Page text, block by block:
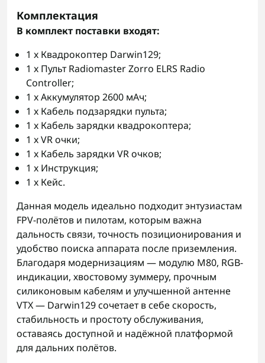
Комплектация
В комплект поставки входят:
1 x Квадрокоптер Darwin129;
1 x Пульт Radiomaster Zorro ELRS Radio
Controller;
1 x Аккумулятор 2600 мАч;
1 x Кабель подзарядки пульта;
1 x Кабель зарядки квадрокоптера;
1 x VR очки;
1 x Кабель зарядки VR очков;
1 x Инструкция;
1 x Кейс.
Данная модель идеально подходит энтузиастам
FPV-полётов и пилотам, которым важна
дальность связи, точность позиционирования и
удобство поиска аппарата после приземления.
Благодаря модернизациям — модулю M80, RGB-
индикации, хвостовому зуммеру, прочным
силиконовым кабелям и улучшенной антенне
VTX — Darwin129 сочетает в себе скорость,
стабильность и простоту обслуживания,
оставаясь доступной и надёжной платформой
для дальних полётов.